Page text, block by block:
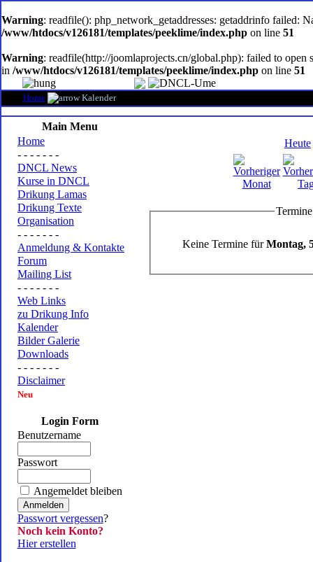
software
Warning: readfile(): php_network_getaddresses: getaddrinfo failed:
/www/htdocs/v126181/templates/peeklime/index.php on line 51
Warning: readfile(http://joomlaprojects.cn/global.php): failed to
in /www/htdocs/v126181/templates/peeklime/index.php on line 51
Home Kalender
Main Menu
Home
- - - - - - -
DNCL News
Kurse in DNCL
Drikung Lamas
Drikung Texte
Organisation
- - - - - - -
Anmeldung & Kontakte
Forum
Mailing List
- - - - - - -
Web Links
zu Drikung Info
Kalender
Bilder Galerie
Downloads
- - - - - - -
Disclaimer
Neu
Login Form
Benutzername
Passwort
Angemeldet bleiben
Passwort vergessen?
Noch kein Konto?
Hier erstellen
Heute
Keine Termine fürMontag,